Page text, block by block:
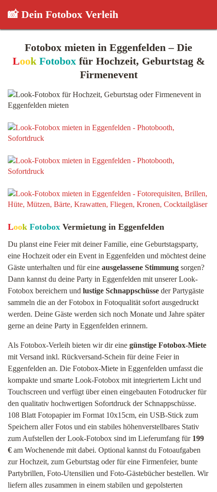
📸 Dein Fotobox Verleih
Fotobox mieten in Eggenfelden – Die
Look Fotoboxfür Hochzeit, Geburtstag &
Firmenevent
Look Fotobox Vermietung in Eggenfelden
Du planst eine Feier mit deiner Familie, eine Geburtstagsparty,
eine Hochzeit oder ein Event in Eggenfelden und möchtest deine
Gäste unterhalten und für eine ausgelassene Stimmung sorgen?
Dann kannst du deine Party in Eggenfelden mit unserer Look-
Fotobox bereichern und lustige Schnappschüsse der Partygäste
sammeln die an der Fotobox in Fotoqualität sofort ausgedruckt
werden. Deine Gäste werden sich noch Monate und Jahre später
gerne an deine Party in Eggenfelden erinnern.
Als Fotobox-Verleih bieten wir dir eine günstige Fotobox-Miete
mit Versand inkl. Rückversand-Schein für deine Feier in
Eggenfelden an. Die Fotobox-Miete in Eggenfelden umfasst die
kompakte und smarte Look-Fotobox mit integriertem Licht und
Touchscreen und verfügt über einen eingebauten Fotodrucker für
den qualitativ hochwertigen Sofortdruck der Schnappschüsse.
108 Blatt Fotopapier im Format 10x15cm, ein USB-Stick zum
Speichern aller Fotos und ein stabiles höhenverstellbares Stativ
zum Aufstellen der Look-Fotobox sind im Lieferumfang für 199
€ am Wochenende mit dabei. Optional kannst du Fotoaufgaben
zur Hochzeit, zum Geburtstag oder für eine Firmenfeier, bunte
Partybrillen, Foto-Utensilien und Foto-Gästebücher bestellen. Wir
liefern alles zusammen in einem stabilen und gepolsterten